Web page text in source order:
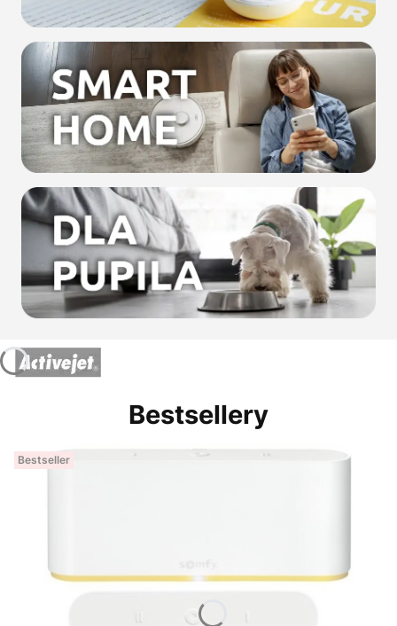
Bestsellery
Bestseller